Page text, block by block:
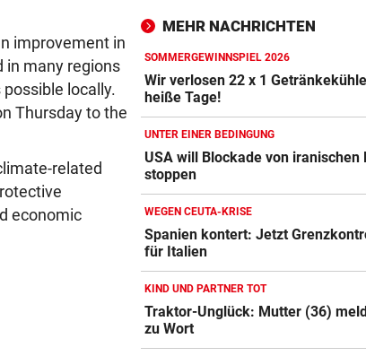
improvement in
in many regions
locally.
Thursday to the
related
economic
Dramatik im Valser Tal
IN GREENSBORO vor 5
Straka verpasst bei PGA-
den Cut vorzeitig
SCHRIEB WM-GESCHICHTE vor 5
Bayern kassiert Millionen –
Transfer-Clou
MEHR NACHRICHTEN
SOMMERGEWINNSPIEL 2026
Wir verlosen 22 x 1
heiße Tage!
UNTER EINER BEDINGUNG
USA will Blockade von iranischen
stoppen
WEGEN CEUTA-KRISE
Spanien kontert: Jetzt
für Italien
KIND UND PARTNER TOT
Traktor-Unglück: Mutter (36)
zu Wort